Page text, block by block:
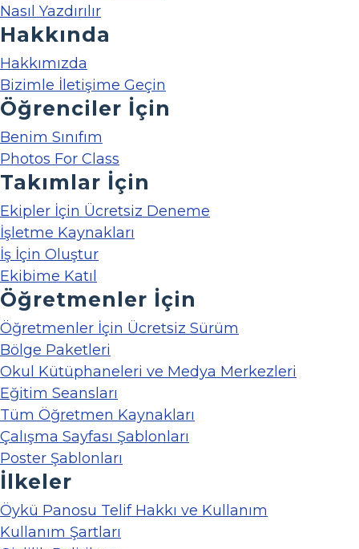
Nasıl Yazdırılır
Hakkında
Hakkımızda
Bizimle İletişime Geçin
Öğrenciler İçin
Benim Sınıfım
Photos For Class
Takımlar İçin
Ekipler İçin Ücretsiz Deneme
İşletme Kaynakları
İş İçin Oluştur
Ekibime Katıl
Öğretmenler İçin
Öğretmenler İçin Ücretsiz Sürüm
Bölge Paketleri
Okul Kütüphaneleri ve Medya Merkezleri
Eğitim Seansları
Tüm Öğretmen Kaynakları
Çalışma Sayfası Şablonları
Poster Şablonları
İlkeler
Öykü Panosu Telif Hakkı ve Kullanım
Kullanım Şartları